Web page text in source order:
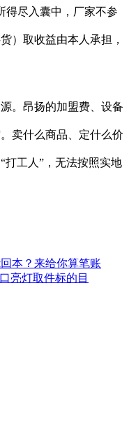
尽入囊中，厂家不参
）取收益由本人承担，
。昂扬的加盟费、设备
卖什么商品、定什么价
打工人”，无法按照实地
本？来给你算笔账
亮灯取件标的目